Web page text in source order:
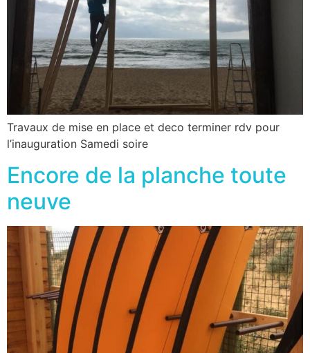
Travaux de mise en place et deco terminer rdv pour
l’inauguration Samedi soire
Encore de la planche toute
neuve